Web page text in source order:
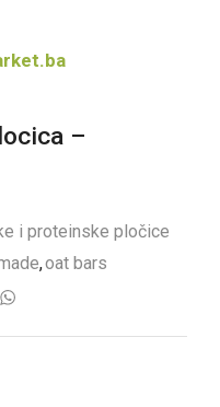
–
i proteinske pločice
,oat bars